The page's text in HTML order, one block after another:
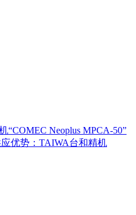
Neoplus MPCA-50”
应优势：TAIWA台和精机